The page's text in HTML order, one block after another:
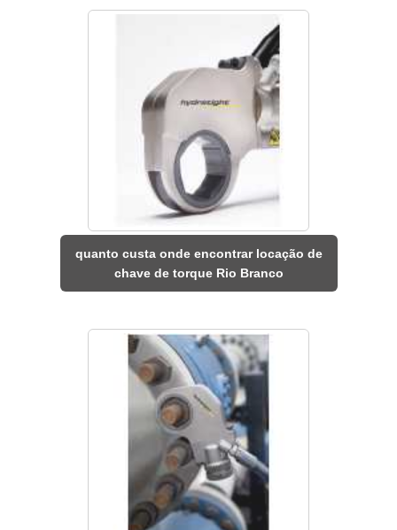
quanto custa onde encontrar locação de
chave de torque Rio Branco